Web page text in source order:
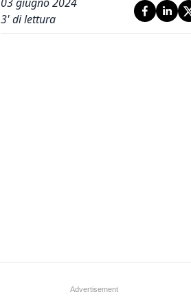
3' di lettura